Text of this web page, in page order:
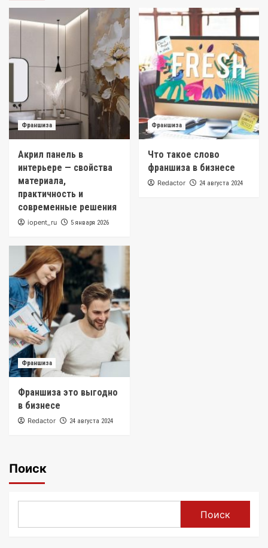
Франшиза
Акрил панель в
интерьере — свойства
материала,
практичность и
современные решения
iopent_ru 5 января 2026
Франшиза
Что такое слово
франшиза в бизнесе
Redactor 24 августа 2024
Франшиза
Франшиза это выгодно
в бизнесе
Redactor 24 августа 2024
Поиск
Поиск